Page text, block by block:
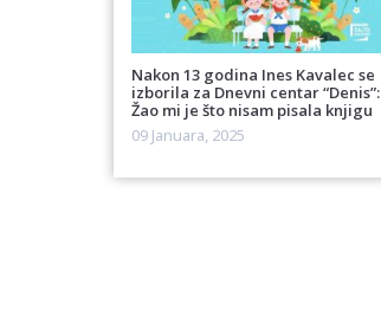
Nakon 13 godina Ines Kavalec se
izborila za Dnevni centar “Denis”:
Žao mi je što nisam pisala knjigu
09 Januara, 2025